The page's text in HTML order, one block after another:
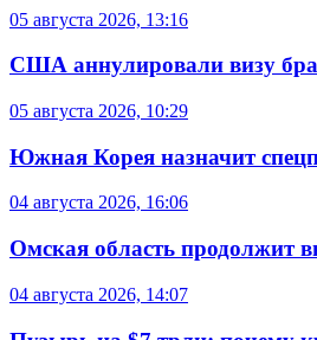
05 августа 2026, 13:16
США аннулировали визу
05 августа 2026, 10:29
Южная Корея назначит
04 августа 2026, 16:06
Омская область продолжит
04 августа 2026, 14:07